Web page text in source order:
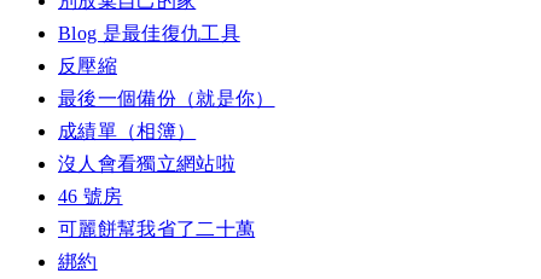
Blog 是最佳復仇工具
反壓縮
最後一個備份（就是你）
成績單（相簿）
沒人會看獨立網站啦
46 號房
可麗餅幫我省了二十萬
綁約